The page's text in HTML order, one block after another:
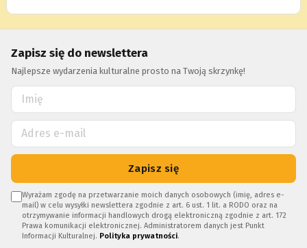
Zapisz się do newslettera
Najlepsze wydarzenia kulturalne prosto na Twoją skrzynkę!
Zapisz się
Wyrażam zgodę na przetwarzanie moich danych osobowych (imię, adres e-
mail) w celu wysyłki newslettera zgodnie z art. 6 ust. 1 lit. a RODO oraz na
otrzymywanie informacji handlowych drogą elektroniczną zgodnie z art. 172
Prawa komunikacji elektronicznej. Administratorem danych jest Punkt
Informacji Kulturalnej. Polityka prywatności.